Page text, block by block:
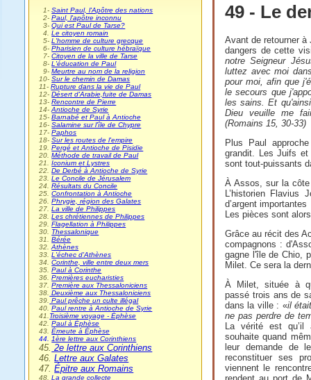
1-Saint Paul, l'Apôtre des nations
02-Paul, l'apôtre inconnu
03-Qui est Paul de Tarse?
04.Le citoyen romain
05-L'homme de culture grecque
06-Pharisien de culture hébraïque
7-Citoyen de la ville de Tarse
08-L'éducation de Paul
09-Meurtre au nom de la religion
10-Sur le chemin de Damas
11-Rupture dans la vie de Paul
12-Désert d'Arabie,fuite de Damas
13-Rencontre de Pierre
14-Antioche de Syrie
15-Barnabé et Paul à Antioche
16-Salamine sur l'île de Chypre
17-Paphos
18-Sur les routes de l'empire
19.Pergé et Antioche de Pisidie
20.Méthode de travail de Paul
21.Iconium et Lystres
22.De Derbé à Antioche de Syrie
23.Le Concile de Jérusalem
24.Résultats du Concile
25.Confrontation à Antioche
26.Phrygie, région des Galates
27.La ville de Philippes
28.Les chrétiennes de Philippes
29.Flagellation à Philippes
30. Thessalonique
31.Bérée
32.Athènes
33.L'échec d'Athènes
34.Corinthe, ville entre deux mers
35.Paul à Corinthe
36.Premières eucharisties
37.Première aux Thessaloniciens
38. Deuxième aux Thessaloniciens
39. Paul prêche un culte illégal
40.Paul rentre à Antioche de Syrie
41. Troisième voyage - Éphèse
42.Paul à Éphèse
43.Émeute à Éphèse
44. 1ère lettre aux Corinthiens
45. 2e lettre aux Corinthiens
46.Lettre aux Galates
47.Épitre aux Romains
48.La grande collecte
49 - Le
Avant de retourner à
dangers de cette
notre Seigneur
luttez avec moi
pour moi, afin que
le secours que
les sains. Et
Dieu veuille me
(Romains 15, 30-33)
Plus Paul
grandit. Les Juifs
sont tout-puissants
À Assos, sur la
L’historien Flavius
d’argent
Les pièces sont
Grâce au récit des
compagnons :
gagne l'île de Chio,
Milet. Ce sera la
À Milet, située à
passé trois ans de
dans la ville : «il
ne pas perdre de
La vérité est qu’il
souhaite quand
leur demande de
reconstituer ses
viennent le